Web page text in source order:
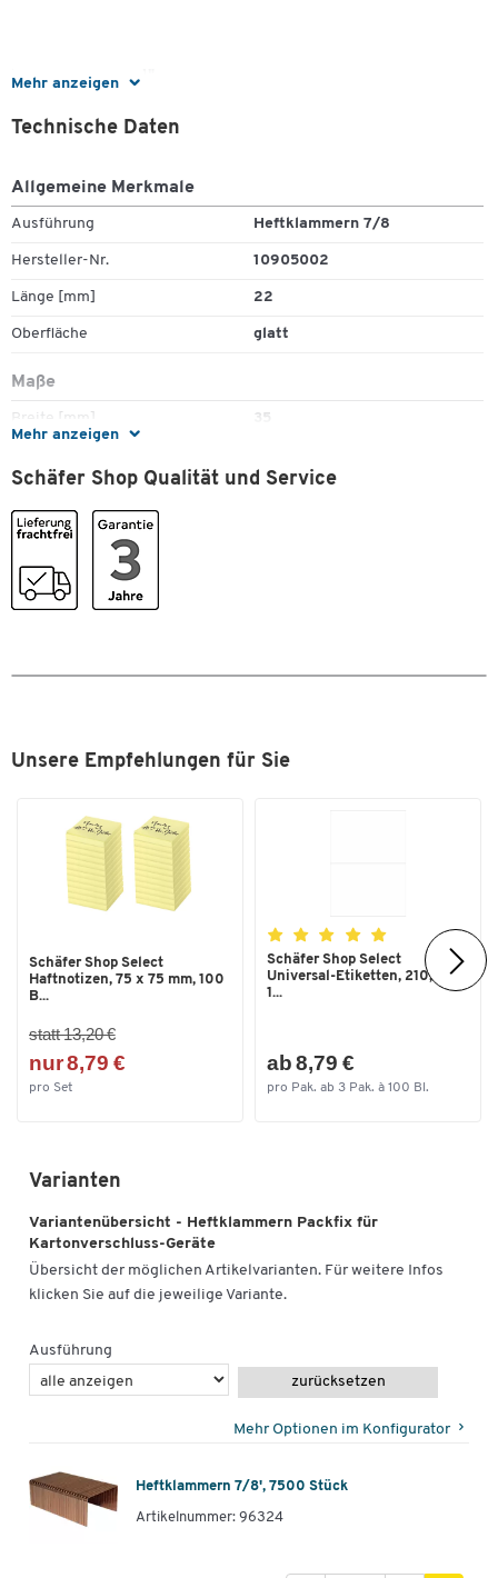
Mehr anzeigen
Heftklammern 3/4"
Schenkellänge: 19 mm (Packfix)
Heftklammern 7/8"
Schenkellänge: 22 mm (Packfix)
Mehr anzeigen
Technische Daten
Allgemeine Merkmale
Ausführung Heftklammern 7/8
Hersteller-Nr. 10905002
Länge [mm] 22
Oberfläche glatt
Maße
Breite [mm] 35
Schäfer Shop Qualität und Service
Unsere Empfehlungen für Sie
Schäfer Shop Select
Haftnotizen, 75 x 75 mm, 100
B...
statt 13,20 €
nur 8,79 €
pro Set
Schäfer Shop Select
Universal-Etiketten, 210,0 x
1...
ab 8,79 €
pro Pak. ab 3 Pak. à 100 Bl.
Varianten
Variantenübersicht - Heftklammern Packfix für
Kartonverschluss-Geräte
Übersicht der möglichen Artikelvarianten. Für weitere Infos
klicken Sie auf die jeweilige Variante.
Ausführung
zurücksetzen
Mehr Optionen im Konfigurator
Heftklammern 7/8', 7500 Stück
Artikelnummer: 96324